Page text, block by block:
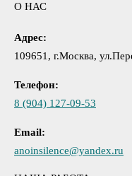
О НАС
Адрес:
109651, г.Москва,
Телефон:
8 (904) 127-09-53
Email:
anoinsilence@yandex.ru